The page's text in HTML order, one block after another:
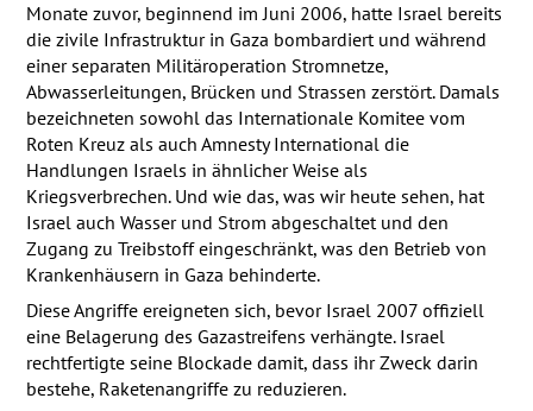
Monate zuvor, beginnend im Juni 2006, hatte Israel bereits
die zivile Infrastruktur in Gaza bombardiert und während
einer separaten Militäroperation Stromnetze,
Abwasserleitungen, Brücken und Strassen zerstört. Damals
bezeichneten sowohl das Internationale Komitee vom
Roten Kreuz als auch Amnesty International die
Handlungen Israels in ähnlicher Weise als
Kriegsverbrechen. Und wie das, was wir heute sehen, hat
Israel auch Wasser und Strom abgeschaltet und den
Zugang zu Treibstoff eingeschränkt, was den Betrieb von
Krankenhäusern in Gaza behinderte.
Diese Angriffe ereigneten sich, bevor Israel 2007 offiziell
eine Belagerung des Gazastreifens verhängte. Israel
rechtfertigte seine Blockade damit, dass ihr Zweck darin
bestehe, Raketenangriffe zu reduzieren.